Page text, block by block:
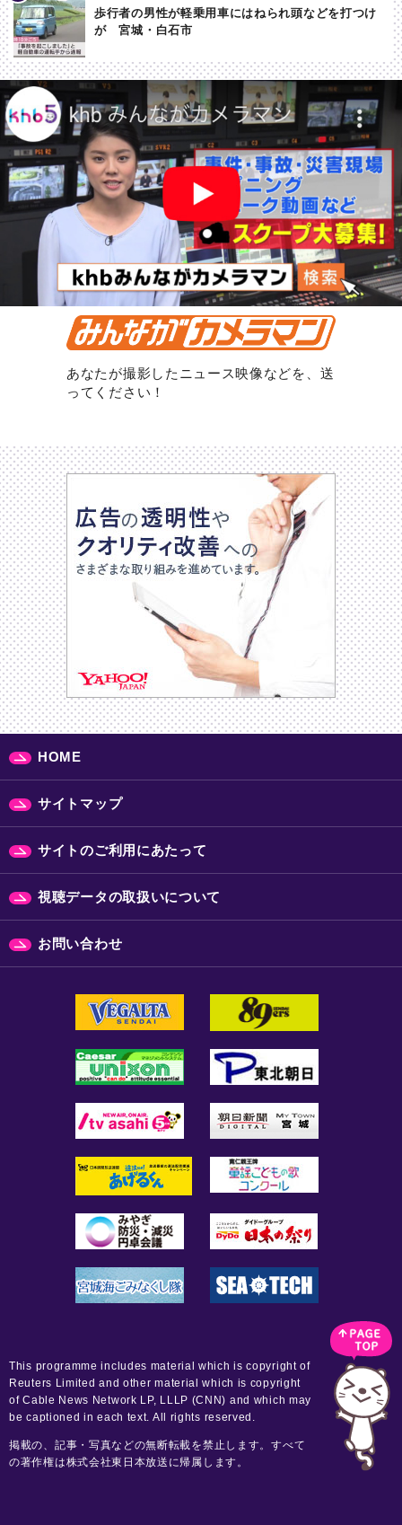
歩行者の男性が軽乗用車にはねられ頭などを打つけ
が 宮城・白石市
あなたが撮影したニュース映像などを、送
ってください！
HOME
サイトマップ
サイトのご利用にあたって
視聴データの取扱いについて
お問い合わせ
This programme includes material which is copyright of
Reuters Limited and other material which is copyright
of Cable News Network LP, LLLP (CNN) and which may
be captioned in each text. All rights reserved.
掲載の、記事・写真などの無断転載を禁止します。すべて
の著作権は株式会社東日本放送に帰属します。